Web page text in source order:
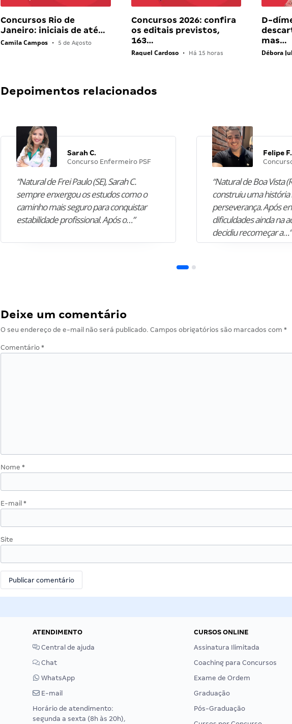
Concursos Rio de
Janeiro: iniciais de até…
Camila Campos • 5 de Agosto
Concursos 2026: confira
os editais previstos,
163…
Raquel Cardoso • Há 15 horas
D-
mas…
Débora
Depoimentos relacionados
Sarah C.
Concurso Enfermeiro PSF
“Natural de Frei Paulo (SE), Sarah C.
sempre enxergou os estudos como o
caminho mais seguro para conquistar
estabilidade profissional. Após o…”
Felipe F.
“Natural de Boa Vista
construiu uma
perseverança. Após
dificuldades ainda na
decidiu recomeçar a…”
Deixe um comentário
O seu endereço de e-mail não será publicado. Campos obrigatórios são marcados com *
Comentário *
Nome *
E-mail *
Site
ATENDIMENTO
Central de ajuda
Chat
WhatsApp
E-mail
Horário de atendimento:
segunda a sexta (8h às 20h),
CURSOS ONLINE
Assinatura Ilimitada
Coaching para Concursos
Exame de Ordem
Graduação
Pós-Graduação